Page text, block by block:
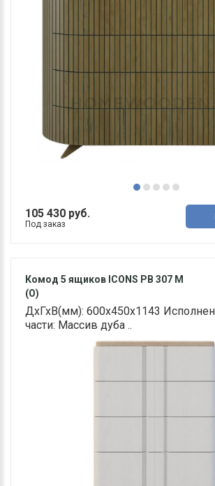
105 430 руб.
Под заказ
Комод 5 ящиков ICONS РВ 307 М
(О)
ДхГхВ(мм): 600х450х1143
части: Массив дуба ..